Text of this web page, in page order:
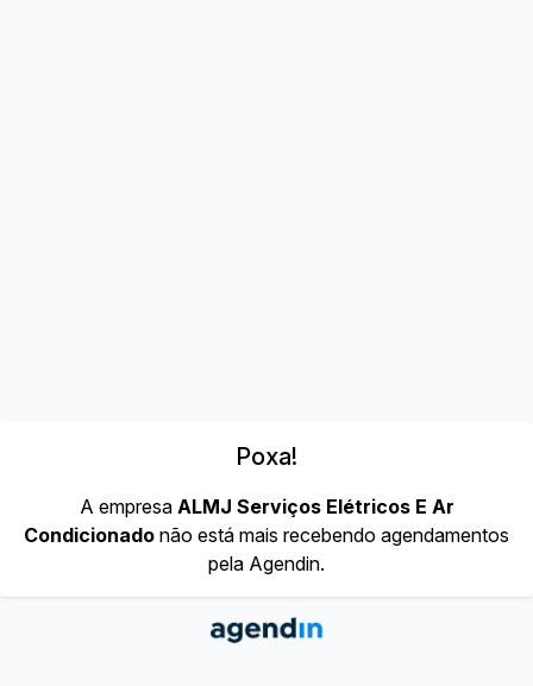
Poxa!
A empresa ALMJ Serviços Elétricos E Ar
Condicionado não está mais recebendo agendamentos
pela Agendin.